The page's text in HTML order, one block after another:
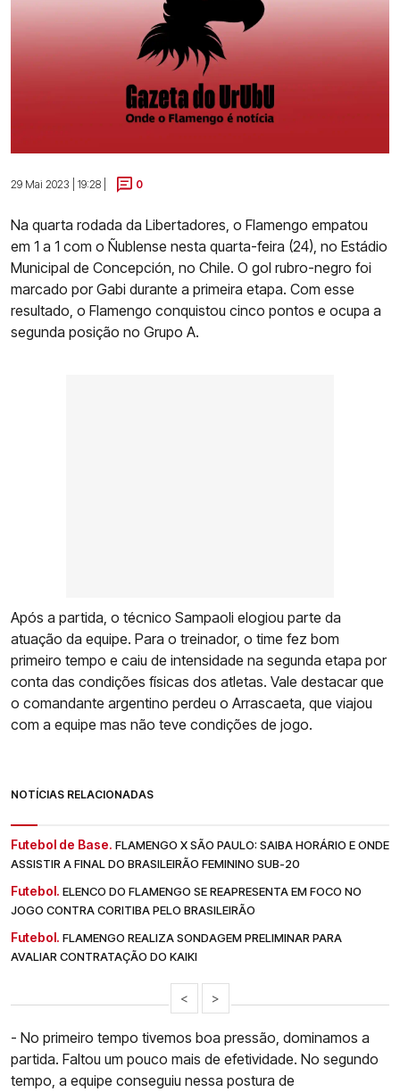
29 Mai 2023 | 19:28 | 0
Na quarta rodada da Libertadores, o Flamengo empatou
em 1 a 1 com o Ñublense nesta quarta-feira (24), no Estádio
Municipal de Concepción, no Chile. O gol rubro-negro foi
marcado por Gabi durante a primeira etapa. Com esse
resultado, o Flamengo conquistou cinco pontos e ocupa a
segunda posição no Grupo A.
Após a partida, o técnico Sampaoli elogiou parte da
atuação da equipe. Para o treinador, o time fez bom
primeiro tempo e caiu de intensidade na segunda etapa por
conta das condições físicas dos atletas. Vale destacar que
o comandante argentino perdeu o Arrascaeta, que viajou
com a equipe mas não teve condições de jogo.
NOTÍCIAS RELACIONADAS
Futebol de Base. FLAMENGO X SÃO PAULO: SAIBA HORÁRIO E ONDE
ASSISTIR A FINAL DO BRASILEIRÃO FEMININO SUB-20
Futebol. ELENCO DO FLAMENGO SE REAPRESENTA EM FOCO NO
JOGO CONTRA CORITIBA PELO BRASILEIRÃO
Futebol. FLAMENGO REALIZA SONDAGEM PRELIMINAR PARA
AVALIAR CONTRATAÇÃO DO KAIKI
< >
- No primeiro tempo tivemos boa pressão, dominamos a
partida. Faltou um pouco mais de efetividade. No segundo
tempo, a equipe conseguiu nessa postura de